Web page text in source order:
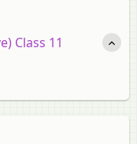
Class 11